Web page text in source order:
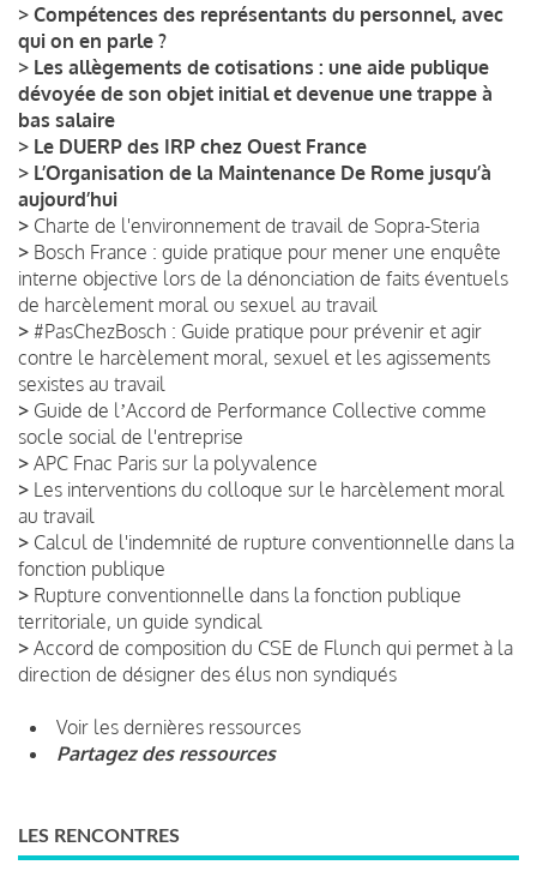
> Compétences des représentants du personnel, avec
qui on en parle ?
> Les allègements de cotisations : une aide publique
dévoyée de son objet initial et devenue une trappe à
bas salaire
> Le DUERP des IRP chez Ouest France
> L’Organisation de la Maintenance De Rome jusqu’à
aujourd’hui
> Charte de l'environnement de travail de Sopra-Steria
> Bosch France : guide pratique pour mener une enquête
interne objective lors de la dénonciation de faits éventuels
de harcèlement moral ou sexuel au travail
> #PasChezBosch : Guide pratique pour prévenir et agir
contre le harcèlement moral, sexuel et les agissements
sexistes au travail
> Guide de lʼAccord de Performance Collective comme
socle social de l'entreprise
> APC Fnac Paris sur la polyvalence
> Les interventions du colloque sur le harcèlement moral
au travail
> Calcul de l'indemnité de rupture conventionnelle dans la
fonction publique
> Rupture conventionnelle dans la fonction publique
territoriale, un guide syndical
> Accord de composition du CSE de Flunch qui permet à la
direction de désigner des élus non syndiqués
Voir les dernières ressources
Partagez des ressources
LES RENCONTRES